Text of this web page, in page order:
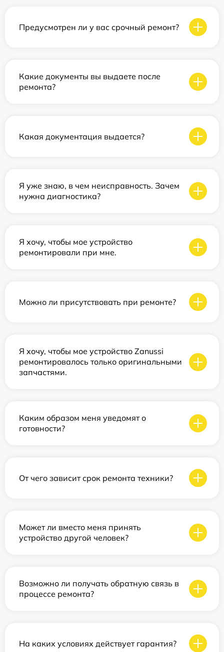
Предусмотрен ли у вас срочный ремонт?
Какие документы вы выдаете после
ремонта?
Какая документация выдается?
Я уже знаю, в чем неисправность. Зачем
нужна диагностика?
Я хочу, чтобы мое устройство
ремонтировали при мне.
Можно ли присутствовать при ремонте?
Я хочу, чтобы мое устройство Zanussi
ремонтировалось только оригинальными
запчастями.
Каким образом меня уведомят о
готовности?
От чего зависит срок ремонта техники?
Может ли вместо меня принять
устройство другой человек?
Возможно ли получать обратную связь в
процессе ремонта?
На каких условиях действует гарантия?